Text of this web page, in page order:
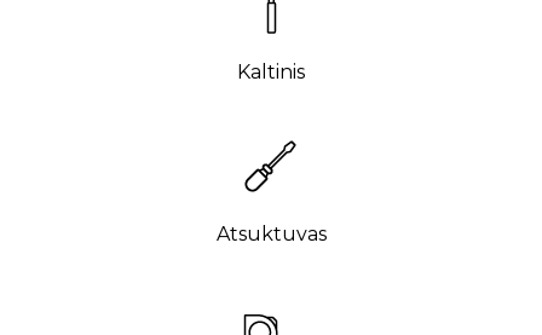
Kaltinis
Atsuktuvas